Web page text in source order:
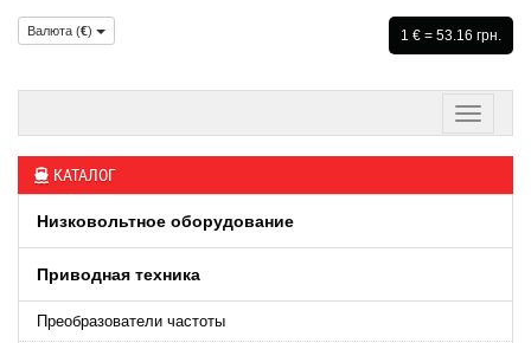
Валюта (€) 1 € = 53.16 грн.
КАТАЛОГ
Низковольтное оборудование
Приводная техника
Преобразователи частоты